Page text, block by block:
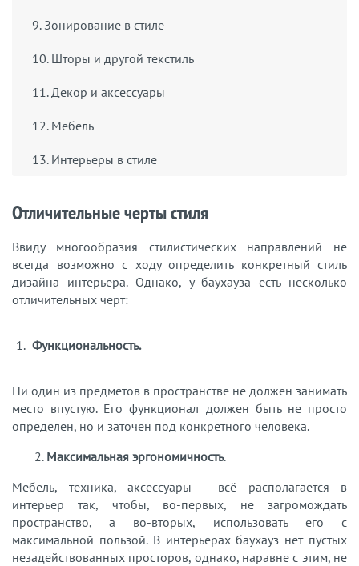
9. Зонирование в стиле
10. Шторы и другой текстиль
11. Декор и аксессуары
12. Мебель
13. Интерьеры в стиле
Отличительные черты стиля
Ввиду многообразия стилистических направлений не
всегда возможно с ходу определить конкретный стиль
дизайна интерьера. Однако, у баухауза есть несколько
отличительных черт:
Функциональность.
Ни один из предметов в пространстве не должен занимать
место впустую. Его функционал должен быть не просто
определен, но и заточен под конкретного человека.
2. Максимальная эргономичность.
Мебель, техника, аксессуары - всё располагается в
интерьер так, чтобы, во-первых, не загромождать
пространство, а во-вторых, использовать его с
максимальной пользой. В интерьерах баухауз нет пустых
незадействованных просторов, однако, наравне с этим, не